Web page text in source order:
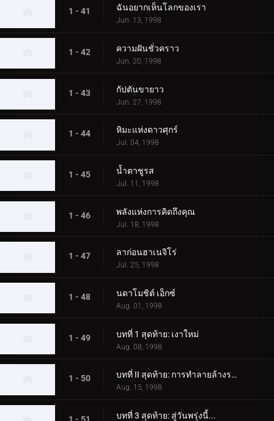
1 - 41 ฉันอยากเห็นโลกของเรา
Jun. 13, 1998
1 - 42 ความฝันชั่วคราว
Jun. 20, 1998
1 - 43 กัปตันขายาว
Jun. 27, 1998
1 - 44 หิมะแห่งดาวศุกร์
Jul. 04, 1998
1 - 45 น้ำตาชูรส
Jul. 11, 1998
1 - 46 พลังแห่งการคิดถึงคุณ
Jul. 18, 1998
1 - 47 ลาก่อนฮาเนจิโร่
Jul. 25, 1998
1 - 48 นดาโมชิต์ เอ็กซ์
Aug. 01, 1998
1 - 49 บทที่ 1 สุดท้าย: เงาใหม่
Aug. 08, 1998
1 - 50 บทที่ II สุดท้าย: การทำลายล้างระบบสุริยะ
Aug. 15, 1998
บทที่ 3 สุดท้าย: สู่วันพรุ่งนี้...